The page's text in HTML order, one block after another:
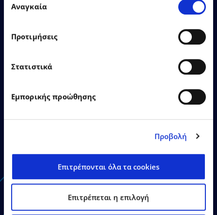
σας χρήση των υπηρεσιών τους.
συγκατάθεσης
Αναγκαία
Προτιμήσεις
Στατιστικά
Εμπορικής προώθησης
Προβολή
Επιτρέπονται όλα τα cookies
Επιτρέπεται η επιλογή
highlights EPSILONNET
Group’s strategic investment
in AI as Gold Sponsor of the
Agentic AI Conference